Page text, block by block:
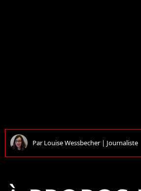
ParLouise Wessbecher | Journaliste